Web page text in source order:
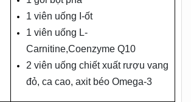
1 viên uống I-ốt
1 viên uống L-
Carnitine,Coenzyme Q10
2 viên uống chiết xuất rượu vang
đỏ, ca cao, axit béo Omega-3